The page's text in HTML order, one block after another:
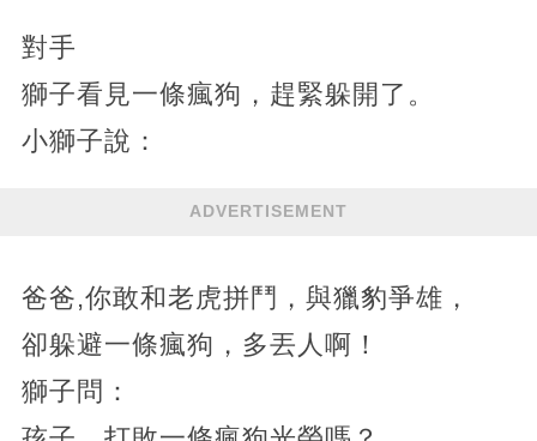
對手
獅子看見一條瘋狗，趕緊躲開了。
小獅子說：
ADVERTISEMENT
爸爸,你敢和老虎拼鬥，與獵豹爭雄，
卻躲避一條瘋狗，多丟人啊！
獅子問：